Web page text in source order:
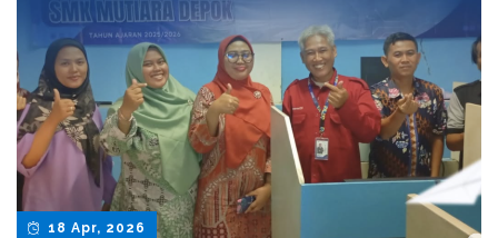
18 Apr, 2026